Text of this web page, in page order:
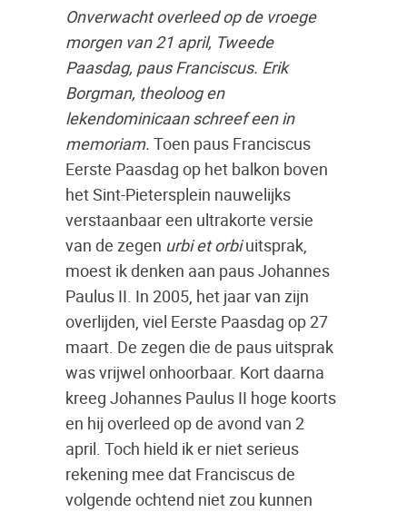
Onverwacht overleed op de vroege
morgen van 21 april, Tweede
Paasdag, paus Franciscus. Erik
Borgman, theoloog en
lekendominicaan schreef een in
memoriam.Toen paus Franciscus
Eerste Paasdag op het balkon boven
het Sint-Pietersplein nauwelijks
verstaanbaar een ultrakorte versie
van de zegen urbi et orbiuitsprak,
moest ik denken aan paus Johannes
Paulus II. In 2005, het jaar van zijn
overlijden, viel Eerste Paasdag op 27
maart. De zegen die de paus uitsprak
was vrijwel onhoorbaar. Kort daarna
kreeg Johannes Paulus II hoge koorts
en hij overleed op de avond van 2
april. Toch hield ik er niet serieus
rekening mee dat Franciscus de
volgende ochtend niet zou kunnen